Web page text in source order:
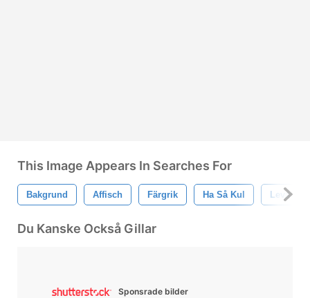
This Image Appears In Searches For
Bakgrund Affisch Färgrik Ha Så Kul Leva
Du Kanske Också Gillar
Sponsrade bilder